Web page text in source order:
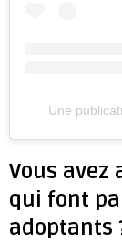
Une
Vous avez
qui font
adoptants